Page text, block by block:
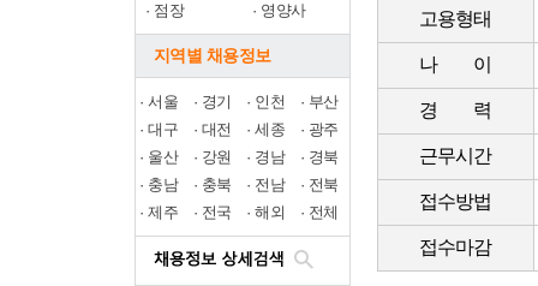
· 점장 · 영양사
지역별 채용정보
· 서울 · 경기 · 인천 · 부산
· 대구 · 대전 · 세종 · 광주
· 울산 · 강원 · 경남 · 경북
· 충남 · 충북 · 전남 · 전북
· 제주 · 전국 · 해외 · 전체
고용형태
나 이
경 력
근무시간
접수방법
접수마감